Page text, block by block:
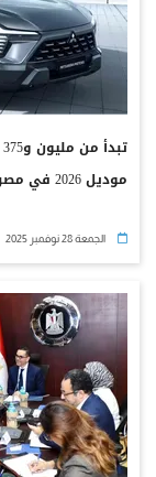
موديل 2026 في مصر
الجمعة 28 نوفمبر 2025